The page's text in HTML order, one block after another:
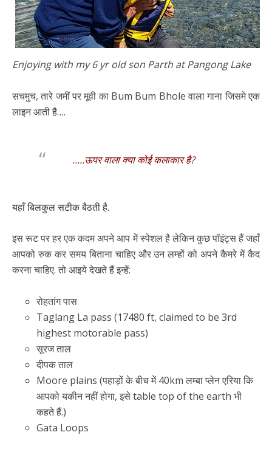
Enjoying with my 6 yr old son Parth at Pangong Lake
सचमुच, तारे जमीं पर मूवी का Bum Bum Bhole वाला गाना जिसमे एक
लाइन आती है….
…..ऊपर वाला क्या कोई कलाकार है?
यहाँ बिलकुल सटीक बैठती है.
इस रूट पर हर एक कदम अपने आप में स्पेशल है लेकिन कुछ पॉइंट्स हैं जहाँ
आपको रुक कर समय बिताना चाहिए और उन लम्हों को अपने कैमरे में कैद
करना चाहिए. तो आइये देखते हैं इन्हें:
रोहतांग पास
Taglang La pass (17480 ft, claimed to be 3rd
highest motorable pass)
सूरज ताल
दीपक ताल
Moore plains (पहाड़ों के बीच में 40km लम्बा प्लेन एरिया कि
आपको यकीन नहीं होगा, इसे table top of the earth भी
कहते हैं.)
Gata Loops